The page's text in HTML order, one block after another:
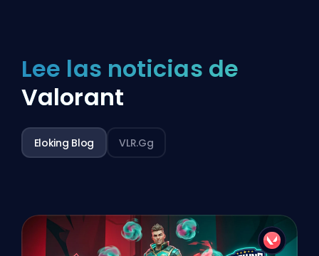
Lee las noticias de
Valorant
Eloking Blog VLR.gg